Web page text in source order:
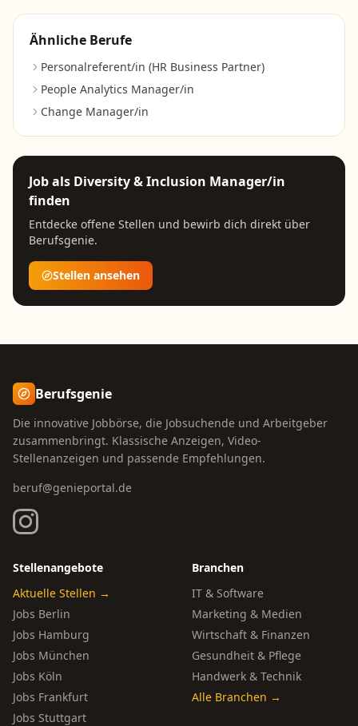
Ähnliche Berufe
Personalreferent/in (HR Business Partner)
People Analytics Manager/in
Change Manager/in
Job als Diversity & Inclusion Manager/in
finden
Entdecke offene Stellen und bewirb dich direkt über
Berufsgenie.
Stellen ansehen
Berufsgenie
Die innovative Jobbörse, die Jobsuchende und Arbeitgeber
zusammenbringt. Klassische Anzeigen, Video-
Stellenanzeigen und passende Empfehlungen.
beruf@genieportal.de
Stellenangebote
Aktuelle Stellen →
Jobs Berlin
Jobs Hamburg
Jobs München
Jobs Köln
Jobs Frankfurt
Jobs Stuttgart
Branchen
IT & Software
Marketing & Medien
Wirtschaft & Finanzen
Gesundheit & Pflege
Handwerk & Technik
Alle Branchen →